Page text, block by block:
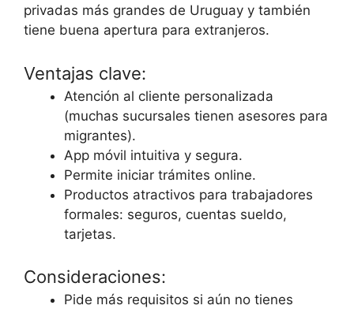
privadas más grandes de Uruguay y también
tiene buena apertura para extranjeros.
Ventajas clave:
Atención al cliente personalizada
(muchas sucursales tienen asesores para
migrantes).
App móvil intuitiva y segura.
Permite iniciar trámites online.
Productos atractivos para trabajadores
formales: seguros, cuentas sueldo,
tarjetas.
Consideraciones:
Pide más requisitos si aún no tienes